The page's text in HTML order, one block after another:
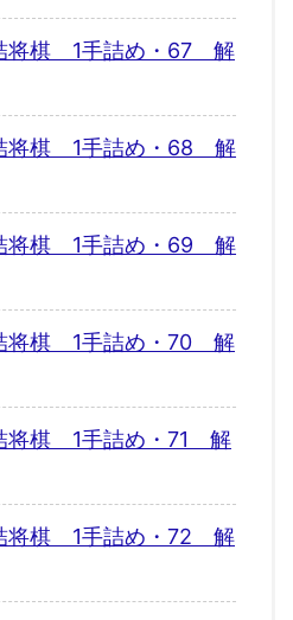
将棋 1手詰め・67 解
将棋 1手詰め・68 解
将棋 1手詰め・69 解
将棋 1手詰め・70 解
将棋 1手詰め・71 解
将棋 1手詰め・72 解